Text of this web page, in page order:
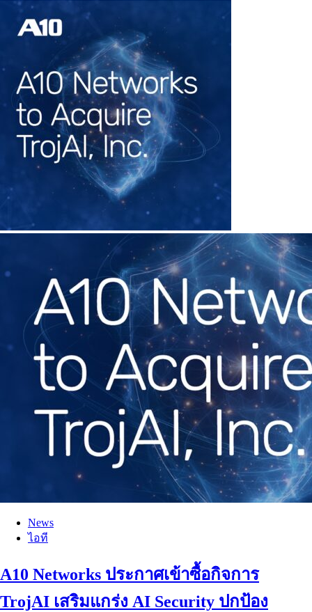
News
ไอที
A10 Networks ประกาศเข้าซื้อกิจการ
TrojAI เสริมแกร่ง AI Security ปกป้อง